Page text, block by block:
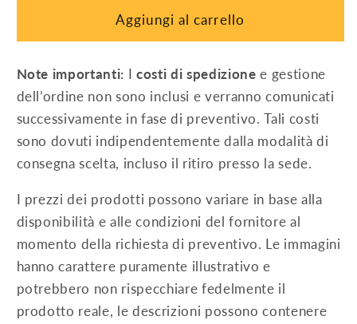
HYD6000
HP
1PH
HYD6000
HP
Aggiungi al carrello
Note importanti: Icosti di spedizione e gestione
dell’ordine non sono inclusi e verranno comunicati
successivamente in fase di preventivo. Tali costi
sono dovuti indipendentemente dalla modalità di
consegna scelta, incluso il ritiro presso la sede.
I prezzi dei prodotti possono variare in base alla
disponibilità e alle condizioni del fornitore al
momento della richiesta di preventivo. Le immagini
hanno carattere puramente illustrativo e
potrebbero non rispecchiare fedelmente il
prodotto reale, le descrizioni possono contenere